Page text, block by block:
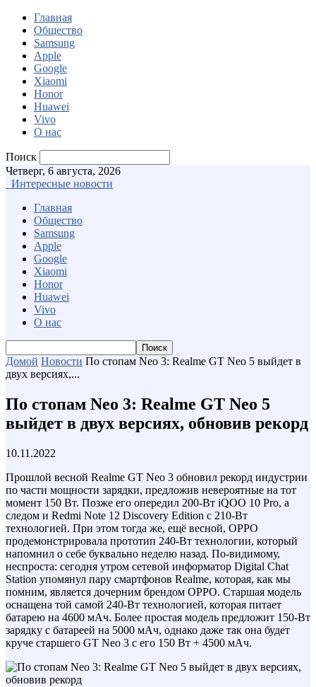
Главная
Общество
Samsung
Apple
Google
Xiaomi
Honor
Huawei
Vivo
О нас
Поиск
Четверг, 6 августа, 2026
Интересные новости
Главная
Общество
Samsung
Apple
Google
Xiaomi
Honor
Huawei
Vivo
О нас
Домой Новости По стопам Neo 3: Realme GT Neo 5 выйдет в
двух версиях,...
По стопам Neo 3: Realme GT Neo 5
выйдет в двух версиях, обновив рекорд
10.11.2022
Прошлой весной Realme GT Neo 3 обновил рекорд индустрии
по части мощности зарядки, предложив невероятные на тот
момент 150 Вт. Позже его опередил 200-Вт iQOO 10 Pro, а
следом и Redmi Note 12 Discovery Edition с 210-Вт
технологией. При этом тогда же, ещё весной, OPPO
продемонстрировала прототип 240-Вт технологии, который
напомнил о себе буквально неделю назад. По-видимому,
неспроста: сегодня утром сетевой информатор Digital Chat
Station упомянул пару смартфонов Realme, которая, как мы
помним, является дочерним брендом OPPO. Старшая модель
оснащена той самой 240-Вт технологией, которая питает
батарею на 4600 мАч. Более простая модель предложит 150-Вт
зарядку с батареей на 5000 мАч, однако даже так она будет
круче старшего GT Neo 3 с его 150 Вт + 4500 мАч.